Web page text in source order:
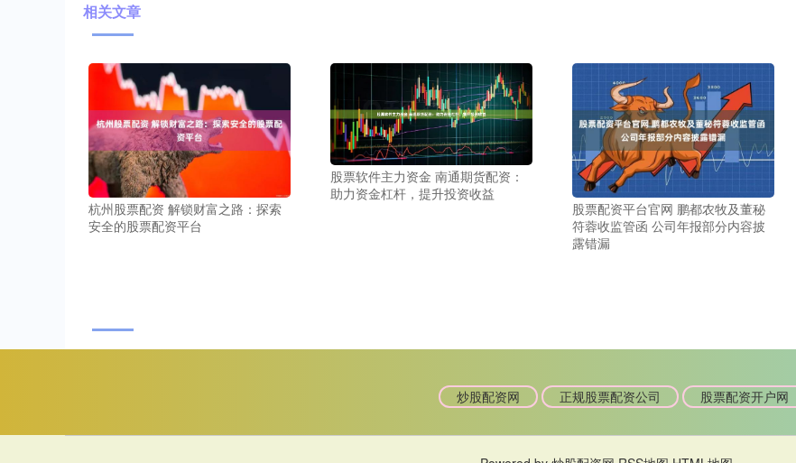
相关文章
杭州股票配资 解锁财富之路：探索
安全的股票配资平台
股票软件主力资金 南通期货配资：
助力资金杠杆，提升投资收益
股票配资平台官网 鹏都农牧及董秘
符蓉收监管函 公司年报部分内容披
露错漏
炒股配资网 正规股票配资公司 股票配资开户网